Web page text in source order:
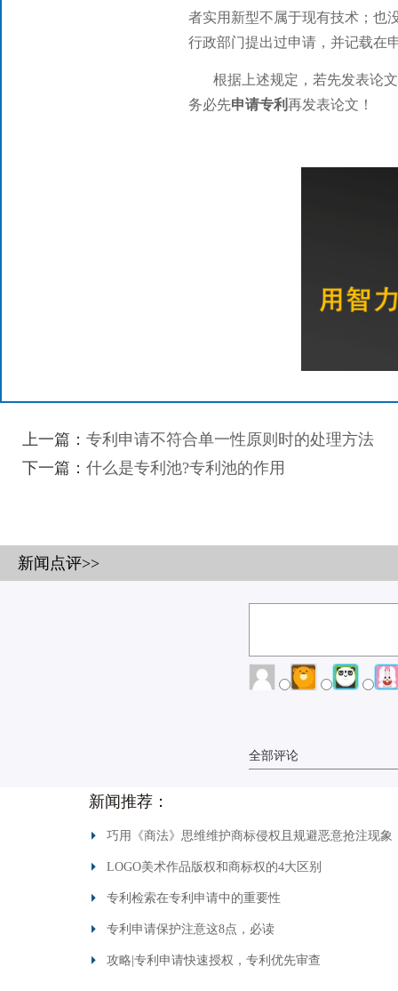
者实用新型不属于现有技术；也
行政部门提出过申请，并记载在
根据上述规定，若先发表论
务必先申请专利再发表论文！
上一篇： 专利申请不符合单一性原则时的处理方法
下一篇： 什么是专利池?专利池的作用
新闻点评>>
全部评论
新闻推荐：
巧用《商法》思维维护商标侵权且规避恶意抢注现象
LOGO美术作品版权和商标权的4大区别
专利检索在专利申请中的重要性
专利申请保护注意这8点，必读
攻略|专利申请快速授权，专利优先审查